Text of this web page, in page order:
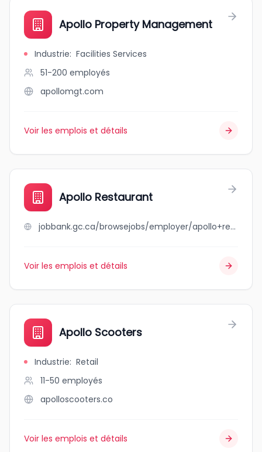
Apollo Property Management
Industrie: Facilities Services
51-200 employés
apollomgt.com
Voir les emplois et détails
Apollo Restaurant
jobbank.gc.ca/browsejobs/employer/apollo+restaurant/ca
Voir les emplois et détails
Apollo Scooters
Industrie: Retail
11-50 employés
apolloscooters.co
Voir les emplois et détails